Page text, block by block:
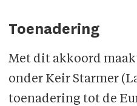
Toenadering
Met dit akkoord
onder Keir Starmer
toenadering tot de